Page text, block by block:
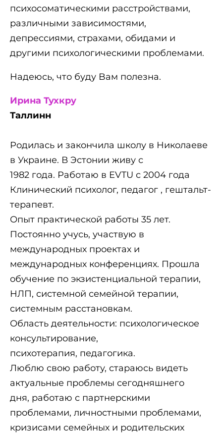
психосоматическими расстройствами,
различными зависимостями,
депрессиями, страхами, обидами и
другими психологическими проблемами.
Надеюсь, что буду Bам полезна.
Ирина Тухкру
Таллинн
Родилась и закончила школу в Николаеве
в Украине. В Эстонии живу с
1982 года. Работаю в ЕVTU с 2004 года
Клинический психолог, педагог , гештальт-
терапевт.
Опыт практической работы 35 лет.
Постоянно учусь, участвую в
международных проектах и
международных конференциях. Прошла
обучение по экзистенциальной терапии,
НЛП, системной семейной терапии,
системным расстановкам.
Область деятельности: психологическое
консультирование,
психотерапия, педагогика.
Люблю свою работу, стараюсь видеть
актуальные проблемы сегодняшнего
дня, работаю с партнерскими
проблемами, личностными проблемами,
кризисами семейных и родительских